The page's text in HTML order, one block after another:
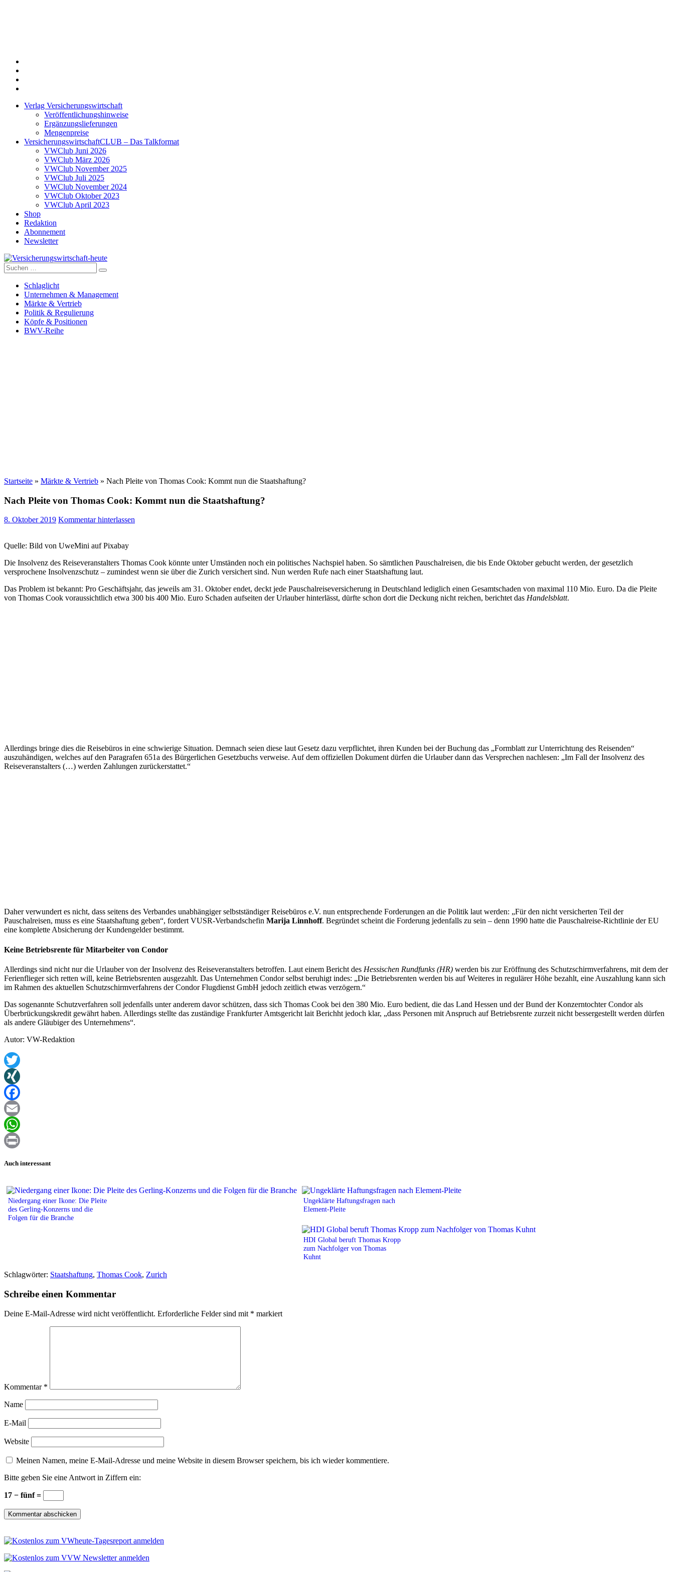
Verlag Versicherungswirtschaft
Veröffentlichungshinweise
Ergänzungslieferungen
Mengenpreise
VersicherungswirtschaftCLUB – Das Talkformat
VWClub Juni 2026
VWClub März 2026
VWClub November 2025
VWClub Juli 2025
VWClub November 2024
VWClub Oktober 2023
VWClub April 2023
Shop
Redaktion
Abonnement
Newsletter
Versicherungswirtschaft-heute
Suche
nach:
Schlaglicht
Unternehmen & Management
Märkte & Vertrieb
Politik & Regulierung
Köpfe & Positionen
BWV-Reihe
Startseite » Märkte & Vertrieb » Nach Pleite von Thomas Cook: Kommt nun die Staatshaftung?
Nach Pleite von Thomas Cook: Kommt nun die Staatshaftung?
8. Oktober 2019 Kommentar hinterlassen
Quelle: Bild von UweMini auf Pixabay
Die Insolvenz des Reiseveranstalters Thomas Cook könnte unter Umständen noch ein politisches Nachspiel haben. So sämtlichen Pauschalreisen, die bis Ende Oktober gebucht werden, der gesetzlich
versprochene Insolvenzschutz – zumindest wenn sie über die Zurich versichert sind. Nun werden Rufe nach einer Staatshaftung laut.
Das Problem ist bekannt: Pro Geschäftsjahr, das jeweils am 31. Oktober endet, deckt jede Pauschalreiseversicherung in Deutschland lediglich einen Gesamtschaden von maximal 110 Mio. Euro. Da die Pleite
von Thomas Cook voraussichtlich etwa 300 bis 400 Mio. Euro Schaden aufseiten der Urlauber hinterlässt, dürfte schon dort die Deckung nicht reichen, berichtet das Handelsblatt.
Allerdings bringe dies die Reisebüros in eine schwierige Situation. Demnach seien diese laut Gesetz dazu verpflichtet, ihren Kunden bei der Buchung das „Formblatt zur Unterrichtung des Reisenden“
auszuhändigen, welches auf den Paragrafen 651a des Bürgerlichen Gesetzbuchs verweise. Auf dem offiziellen Dokument dürfen die Urlauber dann das Versprechen nachlesen: „Im Fall der Insolvenz des
Reiseveranstalters (…) werden Zahlungen zurückerstattet.“
Daher verwundert es nicht, dass seitens des Verbandes unabhängiger selbstständiger Reisebüros e.V. nun entsprechende Forderungen an die Politik laut werden: „Für den nicht versicherten Teil der
Pauschalreisen, muss es eine Staatshaftung geben“, fordert VUSR-Verbandschefin Marija Linnhoff. Begründet scheint die Forderung jedenfalls zu sein – denn 1990 hatte die Pauschalreise-Richtlinie der EU
eine komplette Absicherung der Kundengelder bestimmt.
Keine Betriebsrente für Mitarbeiter von Condor
Allerdings sind nicht nur die Urlauber von der Insolvenz des Reiseveranstalters betroffen. Laut einem Bericht des Hessischen Rundfunks (HR) werden bis zur Eröffnung des Schutzschirmverfahrens, mit dem der
Ferienflieger sich retten will, keine Betriebsrenten ausgezahlt. Das Unternehmen Condor selbst beruhigt indes: „Die Betriebsrenten werden bis auf Weiteres in regulärer Höhe bezahlt, eine Auszahlung kann sich
im Rahmen des aktuellen Schutzschirmverfahrens der Condor Flugdienst GmbH jedoch zeitlich etwas verzögern.“
Das sogenannte Schutzverfahren soll jedenfalls unter anderem davor schützen, dass sich Thomas Cook bei den 380 Mio. Euro bedient, die das Land Hessen und der Bund der Konzerntochter Condor als
Überbrückungskredit gewährt haben. Allerdings stellte das zuständige Frankfurter Amtsgericht lait Berichht jedoch klar, „dass Personen mit Anspruch auf Betriebsrente zurzeit nicht bessergestellt werden dürfen
als andere Gläubiger des Unternehmens“.
Autor: VW-Redaktion
Twitter
XING
Facebook
Email
WhatsApp
Auch interessant
Niedergang einer Ikone: Die Pleite
des Gerling-Konzerns und die
Folgen für die Branche
Ungeklärte Haftungsfragen nach
Element-Pleite
HDI Global beruft Thomas Kropp
zum Nachfolger von Thomas
Kuhnt
Schlagwörter: Staatshaftung, Thomas Cook, Zurich
Schreibe einen Kommentar
Deine E-Mail-Adresse wird nicht veröffentlicht. Erforderliche Felder sind mit * markiert
Kommentar *
Name
E-Mail
Website
Meinen Namen, meine E-Mail-Adresse und meine Website in diesem Browser speichern, bis ich wieder kommentiere.
Bitte geben Sie eine Antwort in Ziffern ein:
17 − fünf =